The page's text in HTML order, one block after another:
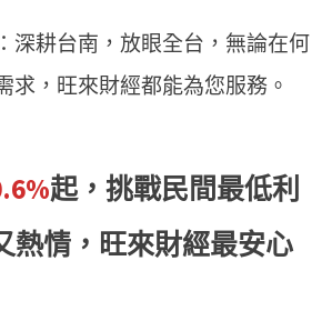
深耕台南，放眼全台，無論在何
求，旺來財經都能為您服務。
起，挑戰民間最低利
熱情，旺來財經最安心